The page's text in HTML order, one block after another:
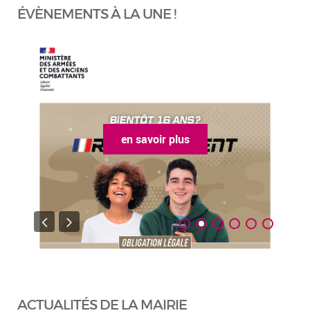
ÉVÈNEMENTS À LA UNE !
en savoir plus
ACTUALITÉS DE LA MAIRIE